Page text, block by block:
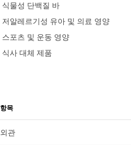
식물성 단백질 바
저알레르기성 유아 및 의료 영양
스포츠 및 운동 영양
식사 대체 제품
항목
외관